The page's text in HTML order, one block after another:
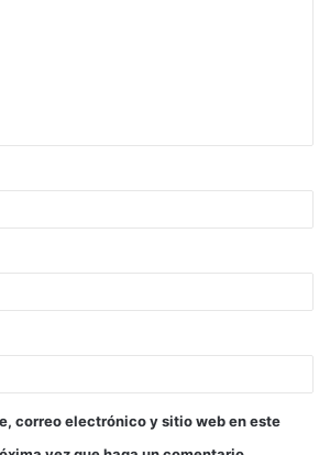
correo electrónico y sitio web en este